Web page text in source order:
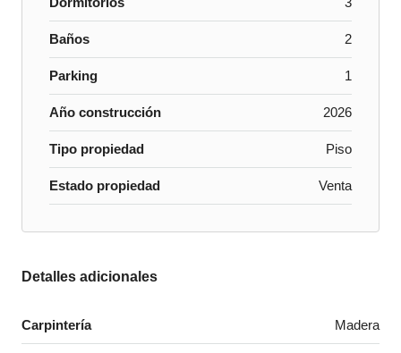
Baños 2
Parking 1
Año construcción 2026
Tipo propiedad Piso
Estado propiedad Venta
Detalles adicionales
Carpintería Madera